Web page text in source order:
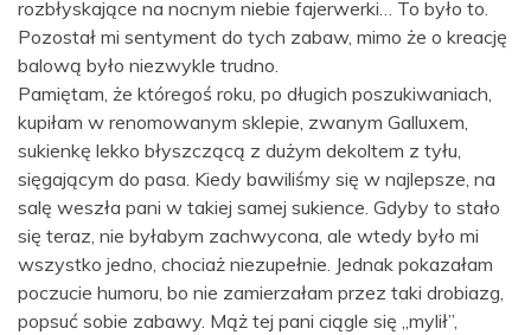
rozbłyskające na nocnym niebie fajerwerki… To było to.
Pozostał mi sentyment do tych zabaw, mimo że o kreację
balową było niezwykle trudno.
Pamiętam, że któregoś roku, po długich poszukiwaniach,
kupiłam w renomowanym sklepie, zwanym Galluxem,
sukienkę lekko błyszczącą z dużym dekoltem z tyłu,
sięgającym do pasa. Kiedy bawiliśmy się w najlepsze, na
salę weszła pani w takiej samej sukience. Gdyby to stało
się teraz, nie byłabym zachwycona, ale wtedy było mi
wszystko jedno, chociaż niezupełnie. Jednak pokazałam
poczucie humoru, bo nie zamierzałam przez taki drobiazg,
popsuć sobie zabawy. Mąż tej pani ciągle się „mylił”,